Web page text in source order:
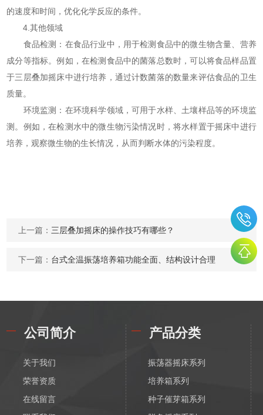
的速度和时间，优化化学反应的条件。
4.其他领域
食品检测：在食品行业中，用于检测食品中的微生物含量、营养
成分等指标。例如，在检测食品中的菌落总数时，可以将食品样品置
于三层叠加摇床中进行培养，通过计数菌落的数量来评估食品的卫生
质量。
环境监测：在环境科学领域，可用于水样、土壤样品等的环境监
测。例如，在检测水中的微生物污染情况时，将水样置于摇床中进行
培养，观察微生物的生长情况，从而判断水体的污染程度。
上一篇： 三层叠加摇床的操作技巧有哪些？
下一篇： 台式全温振荡培养箱功能全面、结构设计合理
公司简介
关于我们
荣誉资质
在线留言
产品分类
振荡器摇床系列
培养箱系列
种子催芽箱系列